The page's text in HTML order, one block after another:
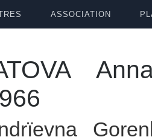
ASSOCIATION